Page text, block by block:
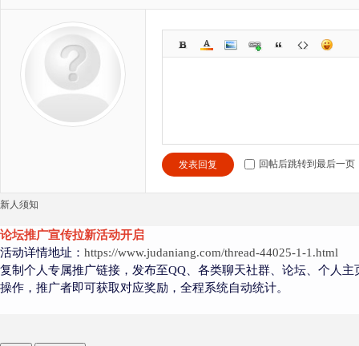
发表回复 回帖后跳转到最后一页
新人须知
论坛推广宣传拉新活动开启
活动详情地址： https://www.judaniang.com/thread-44025-1-1.html
复制个人专属推广链接，发布至QQ、各类聊天社群、论坛、个人
操作，推广者即可获取对应奖励，全程系统自动统计。